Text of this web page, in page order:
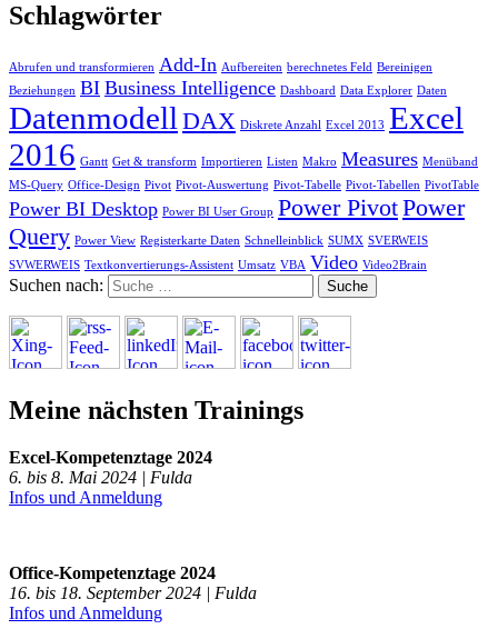
Schlagwörter
Abrufen und transformieren Add-In Aufbereiten berechnetes Feld Bereinigen
Beziehungen BI Business Intelligence Dashboard Data Explorer Daten
Datenmodell DAX Diskrete Anzahl Excel 2013 Excel
2016 Gantt Get & transform Importieren Listen Makro Measures Menüband
MS-Query Office-Design Pivot Pivot-Auswertung Pivot-Tabelle Pivot-Tabellen PivotTable
Power BI Desktop Power BI User Group Power PivotPower
Query Power View Registerkarte Daten Schnelleinblick SUMX SVERWEIS
SVWERWEIS Textkonvertierungs-Assistent Umsatz VBA Video Video2Brain
Suchen nach:
Meine nächsten Trainings
Excel-Kompetenztage 2024
6. bis 8. Mai 2024 | Fulda
Infos und Anmeldung
Office-Kompetenztage 2024
16. bis 18. September 2024 | Fulda
Infos und Anmeldung